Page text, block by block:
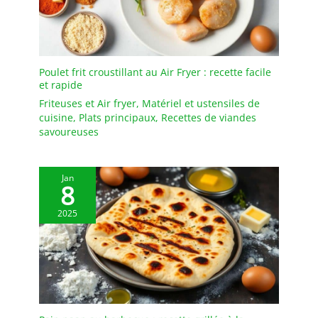
répondant à divers
besoins diététiques : Cet
ensemble de assiettes à
pâtes noir en 6 pièces
n'est pas seulement un
choix idéal pour servir
des nouilles, mais peut
également facilement
manipuler divers
Que ce soit pour les
repas quotidiens de
famille, les
rassemblements d'amis
ou les pique-niques en
plein air, il peut ajouter
une touche d'élégance à
votre cuisine, rendant
chaque repas plein de
rituel. Matériau en
Poulet frit croustillant au Air Fryer : recette facile
et rapide
Friteuses et Air fryer, Matériel et ustensiles de
cuisine, Plats principaux, Recettes de viandes
savoureuses
Jan
8
2025